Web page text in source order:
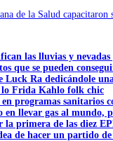
de la Salud
las lluvias y
que se pueden
Luck Ra dedicándole
Frida Kahlo folk chic
programas sanitarios
en llevar gas al mundo,
primera de las diez
de hacer un partido